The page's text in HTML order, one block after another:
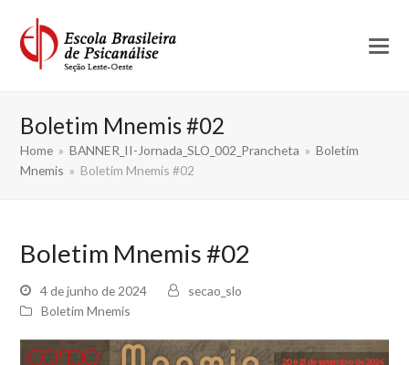
Boletim Mnemis #02
Home » BANNER_II-Jornada_SLO_002_Prancheta » Boletim
Mnemis » Boletim Mnemis #02
Boletim Mnemis #02
4 de junho de 2024
secao_slo
Boletim Mnemis